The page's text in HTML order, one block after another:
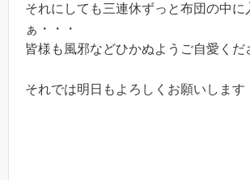
それにしても三連休ずっと布団の中に
ぁ・・・
皆様も風邪などひかぬようご自愛くだ
それでは明日もよろしくお願いします